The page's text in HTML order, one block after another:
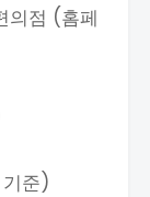
의점 (홈페
준)